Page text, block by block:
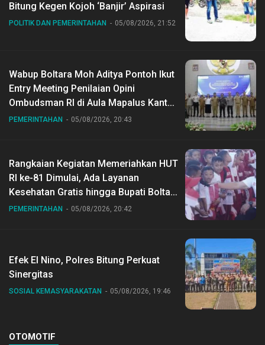
Bitung Kegen Kojoh ‘Banjir’ Aspirasi
POLITIK DAN PEMERINTAHAN 05/08/2026, 21:52
Wabup Boltara Moh Aditya Pontoh Ikut
Entry Meeting Penilaian Opini
Ombudsman RI di Aula Mapalus Kantur
Gubernur Sulut
PEMERINTAHAN 05/08/2026, 20:43
Rangkaian Kegiatan Memeriahkan HUT
RI ke-81 Dimulai, Ada Layanan
Kesehatan Gratis hingga Bupati Boltara
Dr Sirajudin Lasena Ikut Jalan Sehat
PEMERINTAHAN 05/08/2026, 20:42
Efek El Nino, Polres Bitung Perkuat
Sinergitas
SOSIAL KEMASYARAKATAN 05/08/2026, 19:46
OTOMOTIF